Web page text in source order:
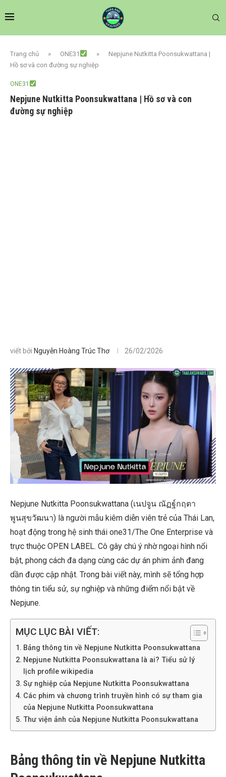
Trang chủ » ONE31 »
Nepjune Nutkitta Poonsukwattana |
Hồ sơ và con đường sự nghiệp
ONE31
Nepjune Nutkitta Poonsukwattana | Hồ sơ và con
đường sự nghiệp
viết bởi Nguyễn Hoàng Trúc Thơ 26/02/2026
Nepjune Nutkitta Poonsukwattana (เนปจูน ณัฏฐ์กฤตา
พูนสุขวัฒนา) là người mẫu kiêm diễn viên trẻ của Thái Lan,
hoạt động trong hệ sinh thái one31/The One Enterprise và
trực thuộc OPEN LABEL. Cô gây chú ý nhờ ngoại hình nổi
bật, phong cách đa dạng cùng các dự án phim ảnh đang
dần được cập nhật. Trong bài viết này, mình sẽ tổng hợp
thông tin tiểu sử, sự nghiệp và những điểm nổi bật về
Nepjune.
MỤC LỤC BÀI VIẾT:
Bảng thông tin về Nepjune Nutkitta Poonsukwattana
Nepjune Nutkitta Poonsukwattana là ai? Tiểu sử lý
lịch profile wikipedia
Sự nghiệp của Nepjune Nutkitta Poonsukwattana
Các phim và chương trình truyền hình có sự tham gia
của Nepjune Nutkitta Poonsukwattana
Thư viện ảnh của Nepjune Nutkitta Poonsukwattana
Bảng thông tin về Nepjune Nutkitta